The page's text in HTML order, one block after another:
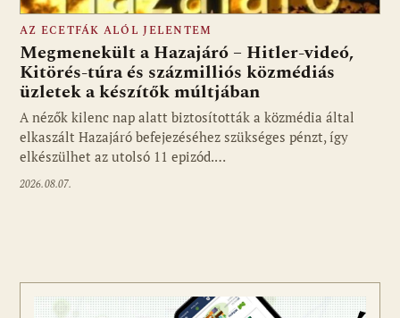
Fotó: media1.hu
AZ ECETFÁK ALÓL JELENTEM
Megmenekült a Hazajáró – Hitler-videó,
Kitörés-túra és százmilliós közmédiás
üzletek a készítők múltjában
A nézők kilenc nap alatt biztosították a közmédia által
elkaszált Hazajáró befejezéséhez szükséges pénzt, így
elkészülhet az utolsó 11 epizód.…
2026.08.07.